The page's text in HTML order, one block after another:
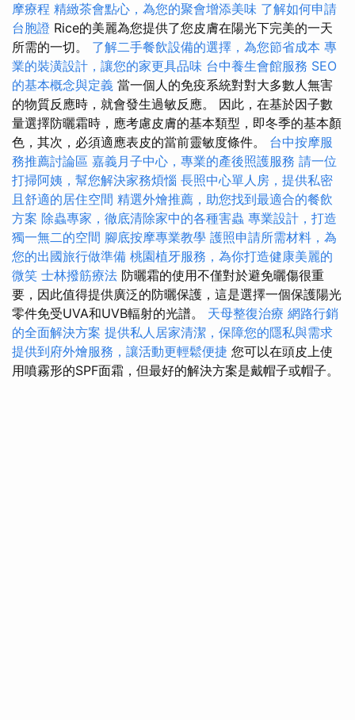
摩療程 精緻茶會點心，為您的聚會增添美味 了解如何申請
台胞證 Rice的美麗為您提供了您皮膚在陽光下完美的一天
所需的一切。 了解二手餐飲設備的選擇，為您節省成本 專
業的裝潢設計，讓您的家更具品味 台中養生會館服務 SEO
的基本概念與定義 當一個人的免疫系統對對大多數人無害
的物質反應時，就會發生過敏反應。 因此，在基於因子數
量選擇防曬霜時，應考慮皮膚的基本類型，即冬季的基本顏
色，其次，必須適應表皮的當前靈敏度條件。 台中按摩服
務推薦討論區 嘉義月子中心，專業的產後照護服務 請一位
打掃阿姨，幫您解決家務煩惱 長照中心單人房，提供私密
且舒適的居住空間 精選外燴推薦，助您找到最適合的餐飲
方案 除蟲專家，徹底清除家中的各種害蟲 專業設計，打造
獨一無二的空間 腳底按摩專業教學 護照申請所需材料，為
您的出國旅行做準備 桃園植牙服務，為你打造健康美麗的
微笑 士林撥筋療法 防曬霜的使用不僅對於避免曬傷很重
要，因此值得提供廣泛的防曬保護，這是選擇一個保護陽光
零件免受UVA和UVB輻射的光譜。 天母整復治療 網路行銷
的全面解決方案 提供私人居家清潔，保障您的隱私與需求
提供到府外燴服務，讓活動更輕鬆便捷 您可以在頭皮上使
用噴霧形的SPF面霜，但最好的解決方案是戴帽子或帽子。